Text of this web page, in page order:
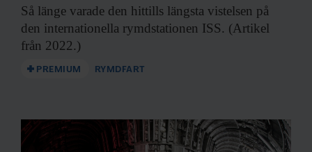
Så länge varade den hittills längsta vistelsen på
den internationella rymdstationen ISS. (Artikel
från 2022.)
PREMIUM RYMDFART